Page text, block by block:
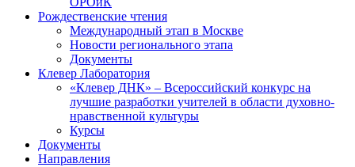
Рождественские чтения
Международный этап в Москве
Новости регионального этапа
Документы
Клевер Лаборатория
«Клевер ДНК» – Всероссийский конкурс на
лучшие разработки учителей в области духовно-
нравственной культуры
Курсы
Документы
Направления